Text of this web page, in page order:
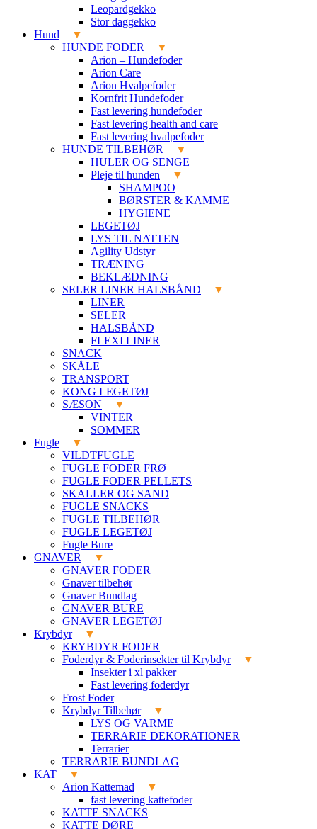
Leopardgekko
Stor daggekko
Hund
HUNDE FODER
Arion – Hundefoder
Arion Care
Arion Hvalpefoder
Kornfrit Hundefoder
Fast levering hundefoder
Fast levering health and care
Fast levering hvalpefoder
HUNDE TILBEHØR
HULER OG SENGE
Pleje til hunden
SHAMPOO
BØRSTER & KAMME
HYGIENE
LEGETØJ
LYS TIL NATTEN
Agility Udstyr
TRÆNING
BEKLÆDNING
SELER LINER HALSBÅND
LINER
SELER
HALSBÅND
FLEXI LINER
SNACK
SKÅLE
TRANSPORT
KONG LEGETØJ
SÆSON
VINTER
SOMMER
Fugle
VILDTFUGLE
FUGLE FODER FRØ
FUGLE FODER PELLETS
SKALLER OG SAND
FUGLE SNACKS
FUGLE TILBEHØR
FUGLE LEGETØJ
Fugle Bure
GNAVER
GNAVER FODER
Gnaver tilbehør
Gnaver Bundlag
GNAVER BURE
GNAVER LEGETØJ
Krybdyr
KRYBDYR FODER
Foderdyr & Foderinsekter til Krybdyr
Insekter i xl pakker
Fast levering foderdyr
Frost Foder
Krybdyr Tilbehør
LYS OG VARME
TERRARIE DEKORATIONER
Terrarier
TERRARIE BUNDLAG
KAT
Arion Kattemad
fast levering kattefoder
KATTE SNACKS
KATTE DØRE